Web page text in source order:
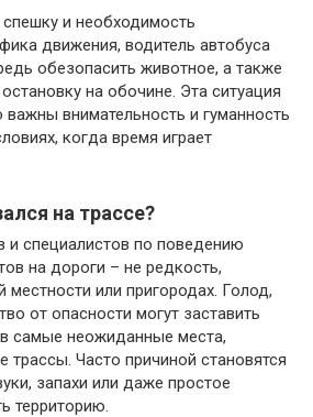
и необходимость
движения, водитель автобуса
обезопасить животное, а также
на обочине. Эта ситуация
важны внимательность и гуманность
когда время играет
на трассе?
специалистов по поведению
на дороги – не редкость,
местности или пригородах. Голод,
от опасности могут заставить
самые неожиданные места,
Часто причиной становятся
запахи или даже простое
территорию.